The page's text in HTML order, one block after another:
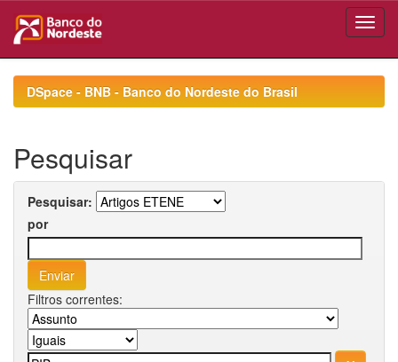
navigationDSpace - BNB - Banco do Nordeste do Brasil
Pesquisar
Pesquisar:
por
Filtros correntes: